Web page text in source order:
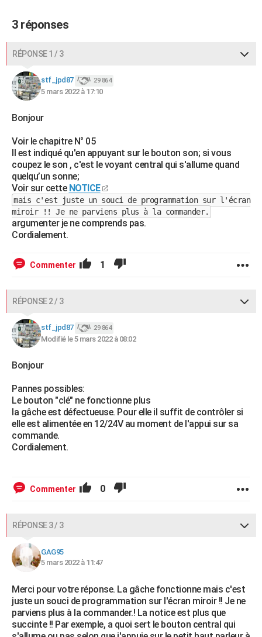
S'inscrire
Se connecter
Lycées
Collèges
Primaires
Universités
Entreprises
Service militaire
Avis de recherche
AVIS DE DÉCÈS
FORUM
Bricolage
Lifestyle
Culture
Sport
Auto
Television
Voyage
Cinema
3 réponses
RÉPONSE 1 / 3
stf_jpd87 29 864
5 mars 2022 à 17:10
Bonjour
Voir le chapitre N° 05
Il est indiqué qu'en appuyant sur le bouton son; si vous
coupez le son , c'est le voyant central qui s'allume quand
quelqu’un sonne;
Voir sur cette NOTICE
mais c'est juste un souci de programmation sur l'écran
miroir !! Je ne parviens plus à la commander.
argumenter je ne comprends pas.
Cordialement.
Commenter 1
RÉPONSE 2 / 3
stf_jpd87 29 864
Modifié le 5 mars 2022 à 08:02
Bonjour
Pannes possibles:
Le bouton "clé" ne fonctionne plus
la gâche est défectueuse. Pour elle il suffit de contrôler si
elle est alimentée en 12/24V au moment de l'appui sur sa
commande.
Cordialement.
Commenter 0
RÉPONSE 3 / 3
GAG95
5 mars 2022 à 11:47
Merci pour votre réponse. La gâche fonctionne mais c'est
juste un souci de programmation sur l'écran miroir !! Je ne
parviens plus à la commander.! La notice est plus que
succinte !! Par exemple, a quoi sert le bouton central qui